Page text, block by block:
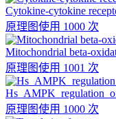
Cytokine-cytokine
原理图使用 1000 次
Mitochondrial beta-
原理图使用 1001 次
原理图使用 1000 次